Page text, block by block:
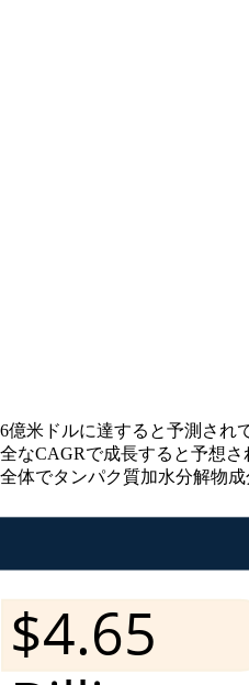
米ドルに達すると予測さ
CAGRで成長すると予想
でタンパク質加水分解物成